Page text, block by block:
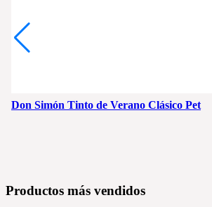
Don Simón Tinto de Verano Clásico Pet
Productos más vendidos